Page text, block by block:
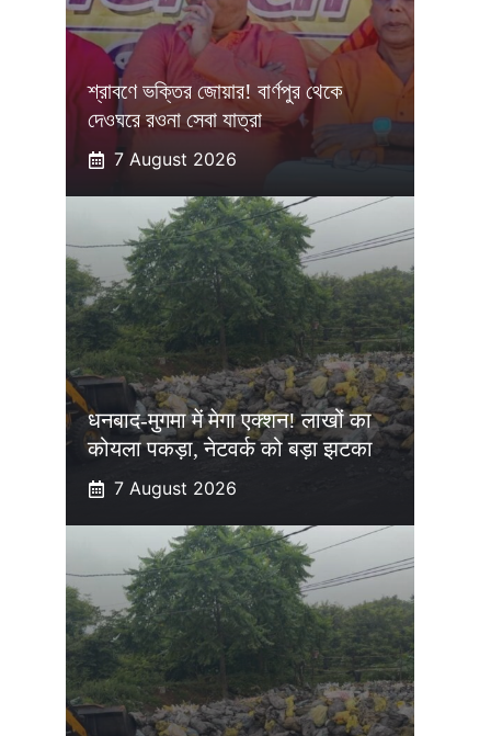
শ্রাবণে ভক্তির জোয়ার! বার্ণপুর থেকে
দেওঘরে রওনা সেবা যাত্রা
7 August 2026
धनबाद-मुगमा में मेगा एक्शन! लाखों का
कोयला पकड़ा, नेटवर्क को बड़ा झटका
7 August 2026